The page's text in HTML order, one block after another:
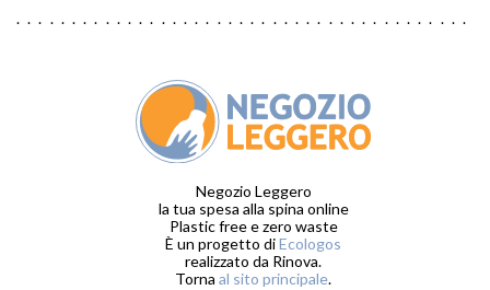
Negozio Leggero
la tua spesa alla spina online
Plastic free e zero waste
È un progetto diEcologos
realizzato da Rinova.
Torna al sito principale.